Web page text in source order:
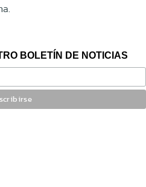
BOLETÍN DE NOTICIAS